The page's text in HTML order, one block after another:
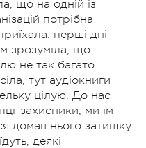
що на одній із
потрібна
перші дні
зрозуміла, що
не так багато
тут aудіокниги
цілую. До нас
захисники, ми їм
домашнього затишку.
деякі